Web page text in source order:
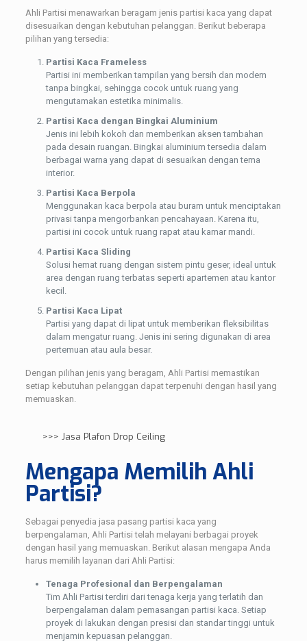
Ahli Partisi menawarkan beragam jenis partisi kaca yang dapat
disesuaikan dengan kebutuhan pelanggan. Berikut beberapa
pilihan yang tersedia:
Partisi Kaca Frameless
Partisi ini memberikan tampilan yang bersih dan modern
tanpa bingkai, sehingga cocok untuk ruang yang
mengutamakan estetika minimalis.
Partisi Kaca dengan Bingkai Aluminium
Jenis ini lebih kokoh dan memberikan aksen tambahan
pada desain ruangan. Bingkai aluminium tersedia dalam
berbagai warna yang dapat di sesuaikan dengan tema
interior.
Partisi Kaca Berpola
Menggunakan kaca berpola atau buram untuk menciptakan
privasi tanpa mengorbankan pencahayaan. Karena itu,
partisi ini cocok untuk ruang rapat atau kamar mandi.
Partisi Kaca Sliding
Solusi hemat ruang dengan sistem pintu geser, ideal untuk
area dengan ruang terbatas seperti apartemen atau kantor
kecil.
Partisi Kaca Lipat
Partisi yang dapat di lipat untuk memberikan fleksibilitas
dalam mengatur ruang. Jenis ini sering digunakan di area
pertemuan atau aula besar.
Dengan pilihan jenis yang beragam, Ahli Partisi memastikan
setiap kebutuhan pelanggan dapat terpenuhi dengan hasil yang
memuaskan.
>>> Jasa Plafon Drop Ceiling
Mengapa Memilih Ahli
Partisi?
Sebagai penyedia jasa pasang partisi kaca yang
berpengalaman, Ahli Partisi telah melayani berbagai proyek
dengan hasil yang memuaskan. Berikut alasan mengapa Anda
harus memilih layanan dari Ahli Partisi:
Tenaga Profesional dan Berpengalaman
Tim Ahli Partisi terdiri dari tenaga kerja yang terlatih dan
berpengalaman dalam pemasangan partisi kaca. Setiap
proyek di lakukan dengan presisi dan standar tinggi untuk
menjamin kepuasan pelanggan.